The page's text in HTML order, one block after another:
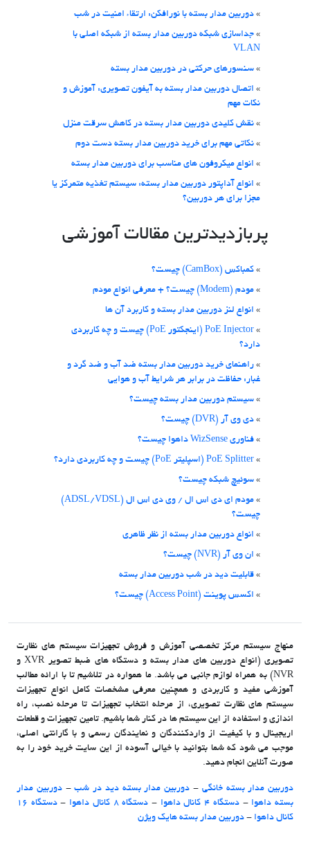
» دوربین مدار بسته با نورافکن: ارتقاء امنیت در شب
» جداسازی شبکه دوربین مدار بسته از شبکه اصلی با
VLAN
» سنسورهای حرکتی در دوربین مدار بسته
» اتصال دوربین مدار بسته به آیفون تصویری: آموزش و
نکات مهم
» نقش کلیدی دوربین مدار بسته در کاهش سرقت منزل
» نکاتی مهم برای خرید دوربین مدار بسته دست دوم
» انواع میکروفون های مناسب برای دوربین مدار بسته
» انواع آداپتور دوربین مدار بسته: سیستم تغذیه متمرکز یا
مجزا برای هر دوربین؟
پربازدیدترین مقالات آموزشی
» کمباکس (CamBox) چیست؟
» مودم (Modem) چیست؟ + معرفی انواع مودم
» انواع لنز دوربین مدار بسته و کاربرد آن ها
»
PoE Injector (اینجکتور PoE) چیست و چه کاربردی
دارد؟
» راهنمای خرید دوربین مدار بسته ضد آب و ضد گرد و
غبار: حفاظت در برابر هر شرایط آب و هوایی
» سیستم دوربین مدار بسته چیست؟
» دی وی آر (DVR) چیست؟
» فناوری WizSense داهوا چیست؟
» PoE Splitter (اسپلیتر PoE) چیست و چه کاربردی دارد؟
» سوئیچ شبکه چیست؟
»
مودم ای دی اس ال / وی دی اس ال (ADSL/VDSL)
چیست؟
» انواع دوربین مدار بسته از نظر ظاهری
» ان وی آر (NVR) چیست؟
» قابلیت دید در شب دوربین مدار بسته
» اکسس پوینت (Access Point) چیست؟
منهاج سیستم مرکز تخصصی آموزش و فروش تجهیزات سیستم های نظارت
تصویری (انواع دوربین های مدار بسته و دستگاه های ضبط تصویر XVR و
NVR) به همراه لوازم جانبی می باشد. ما همواره در تلاشیم تا با ارائه مطالب
آموزشی مفید و کاربردی و همچنین معرفی مشخصات کامل انواع تجهیزات
سیستم های نظارت تصویری، از مرحله انتخاب تجهیزات تا مرحله نصب، راه
اندازی و استفاده از این سیستم ها در کنار شما باشیم. تامین تجهیزات و قطعات
اریجینال و با کیفیت از واردکنندگان و نمایندگان رسمی و با گارانتی اصلی،
موجب می شود که شما بتوانید با خیالی آسوده از این سایت خرید خود را به
صورت آنلاین انجام دهید.
دوربین مدار بسته خانگی - دوربین مدار بسته دید در شب-دوربین مدار
بسته داهوا -دستگاه 4 کانال داهوا - دستگاه 8 کانال داهوا -
دستگاه 16
کانال داهوا - دوربین مدار بسته هایک ویژن